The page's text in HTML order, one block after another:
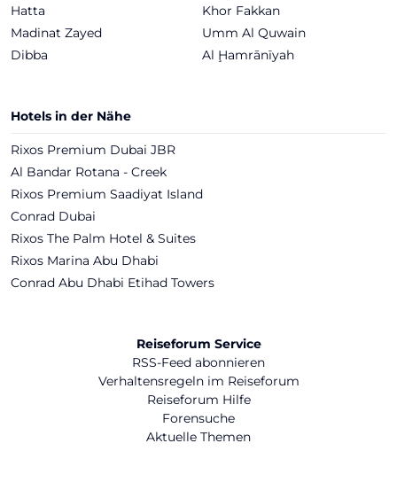
Hatta
Khor Fakkan
Madinat Zayed
Umm Al Quwain
Dibba
Al Ḩamrānīyah
Hotels in der Nähe
Rixos Premium Dubai JBR
Al Bandar Rotana - Creek
Rixos Premium Saadiyat Island
Conrad Dubai
Rixos The Palm Hotel & Suites
Rixos Marina Abu Dhabi
Conrad Abu Dhabi Etihad Towers
Reiseforum Service
RSS-Feed abonnieren
Verhaltensregeln im Reiseforum
Reiseforum Hilfe
Forensuche
Aktuelle Themen